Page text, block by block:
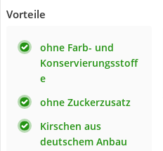
Vorteile
ohne Farb- und
Konservierungsstoff
e
ohne Zuckerzusatz
Kirschen aus
deutschem Anbau